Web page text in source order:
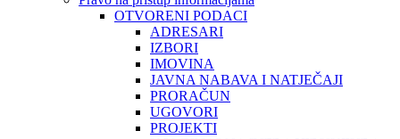
OTVORENI PODACI
ADRESARI
IZBORI
IMOVINA
JAVNA NABAVA I NATJEČAJI
PRORAČUN
UGOVORI
PROJEKTI